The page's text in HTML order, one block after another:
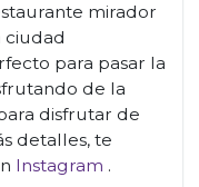
mirador
ciudad
para pasar la
de la
disfrutar de
detalles, te
Instagram .